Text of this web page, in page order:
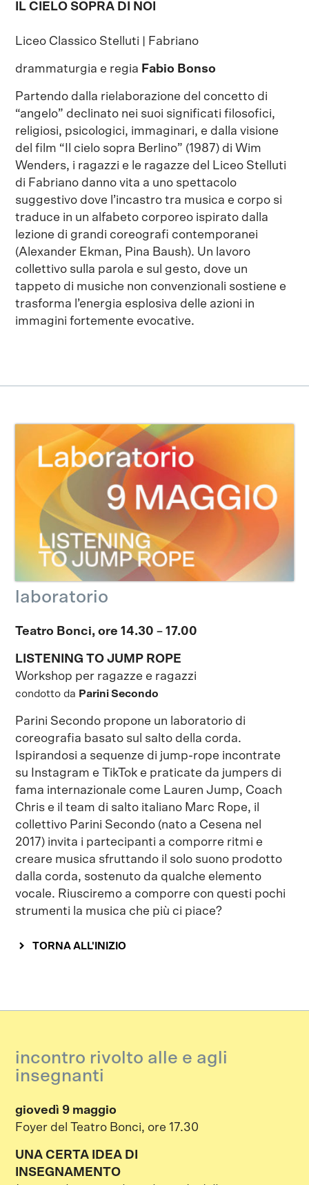
IL CIELO SOPRA DI NOI
Liceo Classico Stelluti | Fabriano
drammaturgia e regia Fabio Bonso
Partendo dalla rielaborazione del concetto di
“angelo” declinato nei suoi significati filosofici,
religiosi, psicologici, immaginari, e dalla visione
del film “Il cielo sopra Berlino” (1987) di Wim
Wenders, i ragazzi e le ragazze del Liceo Stelluti
di Fabriano danno vita a uno spettacolo
suggestivo dove l’incastro tra musica e corpo si
traduce in un alfabeto corporeo ispirato dalla
lezione di grandi coreografi contemporanei
(Alexander Ekman, Pina Baush). Un lavoro
collettivo sulla parola e sul gesto, dove un
tappeto di musiche non convenzionali sostiene e
trasforma l’energia esplosiva delle azioni in
immagini fortemente evocative.
laboratorio
Teatro Bonci, ore 14.30 – 17.00
LISTENING TO JUMP ROPE
Workshop per ragazze e ragazzi
condotto da Parini Secondo
Parini Secondo propone un laboratorio di
coreografia basato sul salto della corda.
Ispirandosi a sequenze di jump-rope incontrate
su Instagram e TikTok e praticate da jumpers di
fama internazionale come Lauren Jump, Coach
Chris e il team di salto italiano Marc Rope, il
collettivo Parini Secondo (nato a Cesena nel
2017) invita i partecipanti a comporre ritmi e
creare musica sfruttando il solo suono prodotto
dalla corda, sostenuto da qualche elemento
vocale. Riusciremo a comporre con questi pochi
strumenti la musica che più ci piace?
TORNA ALL'INIZIO
incontro rivolto alle e agli
insegnanti
giovedì 9 maggio
Foyer del Teatro Bonci, ore 17.30
UNA CERTA IDEA DI
INSEGNAMENTO